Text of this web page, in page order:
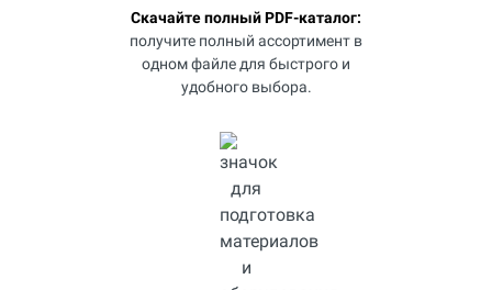
Скачайте полный PDF-каталог:
получите полный ассортимент в
одном файле для быстрого и
удобного выбора.